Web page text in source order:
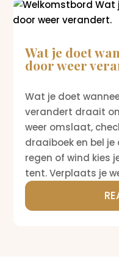
Wat je doet
door weer
Wat je doet
verandert draait
weer omslaat,
draaiboek en bel je
regen of wind kies
tent. Verplaats je